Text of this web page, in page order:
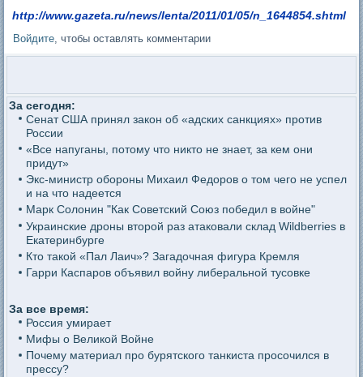
http://www.gazeta.ru/news/lenta/2011/01/05/n_1644854.shtml
Войдите , чтобы оставлять комментарии
За сегодня:
Сенат США принял закон об «адских санкциях» против
России
«Все напуганы, потому что никто не знает, за кем они
придут»
Экс-министр обороны Михаил Федоров о том чего не успел
и на что надеется
Марк Солонин "Как Советский Союз победил в войне"
Украинские дроны второй раз атаковали склад Wildberries в
Екатеринбурге
Кто такой «Пал Лаич»? Загадочная фигура Кремля
Гарри Каспаров объявил войну либеральной тусовке
За все время:
Россия умирает
Мифы о Великой Войне
Почему материал про бурятского танкиста просочился в
прессу?